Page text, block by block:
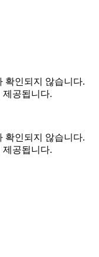
확인되지 않습니다.
제공됩니다.
확인되지 않습니다.
제공됩니다.